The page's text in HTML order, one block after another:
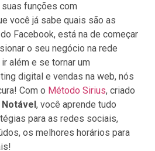
funções com
você já sabe quais são as
Facebook, está na de começar
o seu negócio na rede
além e se tornar um
digital e vendas na web, nós
Com o Método Sirius, criado
, você aprende tudo
para as redes sociais,
os melhores horários para